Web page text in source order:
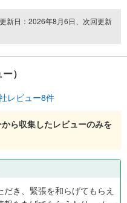
新日：2026年8月6日、次回更新
）
レビュー8件
ら収集したレビューのみを
き、緊張を和らげてもらえ